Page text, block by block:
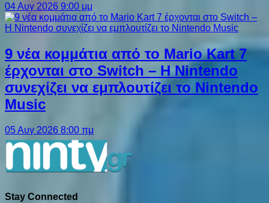
04 Αυγ 2026 9:00 μμ
9 νέα κομμάτια από το Mario Kart 7
έρχονται στο Switch – Η Nintendo
συνεχίζει να εμπλουτίζει το Nintendo
Music
05 Αυγ 2026 8:00 πμ
Stay Connected